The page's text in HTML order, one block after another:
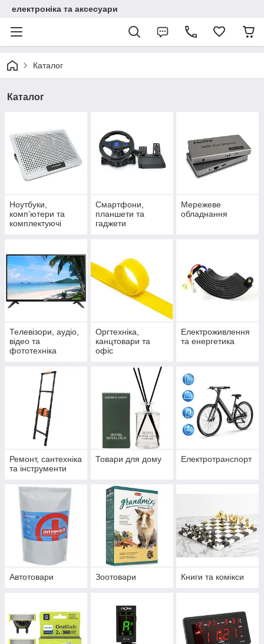
електроніка та аксесуари
Каталог
Каталог
Ноутбуки,
комп’ютери та
комплектуючі
Смартфони,
планшети та
гаджети
Мережеве
обладнання
Телевізори, аудіо,
відео та
фототехніка
Оргтехніка,
канцтовари та
офіс
Електроживлення
та енергетика
Ремонт, сантехніка
та інструменти
Товари для дому Електротранспорт
Автотовари Зоотовари Книги та комікси